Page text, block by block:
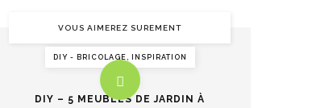
VOUS AIMEREZ SUREMENT
DIY - BRICOLAGE, INSPIRATION
DIY – 5 MEUBLES DE JARDIN À